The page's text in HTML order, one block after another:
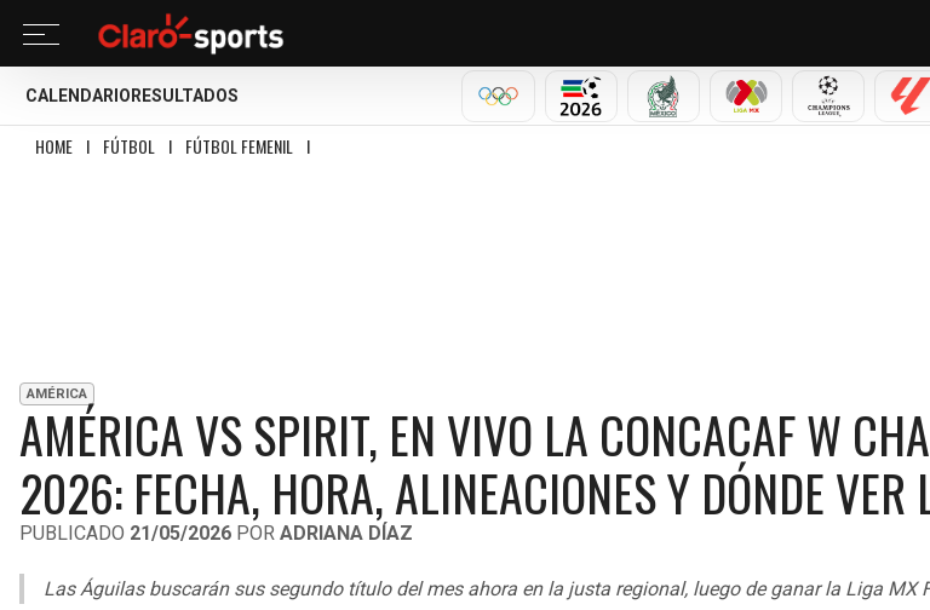
CALENDARIO RESULTADOS
OLÍMPICOSMUNDIAL 2026SELECCIÓN MEXICANA
LIGA MX
HOME I FÚTBOL I FÚTBOL FEMENIL I
AMÉRICA
AMÉRICA VS SPIRIT, EN VIVO LA CONCACAF W
2026: FECHA, HORA, ALINEACIONES Y DÓNDE VER
PUBLICADO 21/05/2026 POR ADRIANA DÍAZ
Las Águilas buscarán sus segundo título del mes ahora en la justa regional, luego de ganar la Liga MX